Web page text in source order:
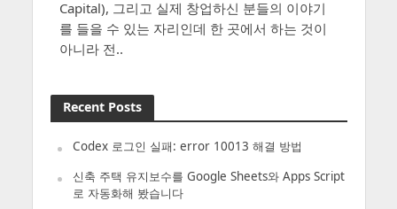
Capital), 그리고 실제 창업하신 분들의 이야기
를 들을 수 있는 자리인데 한 곳에서 하는 것이
아니라 전..
Recent Posts
Codex 로그인 실패: error 10013 해결 방법
신축 주택 유지보수를 Google Sheets와 Apps Script
로 자동화해 봤습니다